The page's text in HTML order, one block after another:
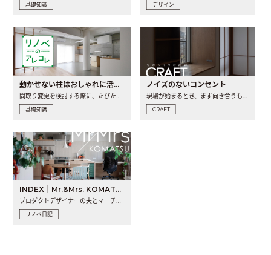
基礎知識 デザイン
動かせない柱はおしゃれに活用！柱を魅せるリノベーション(リノベ)4選
基礎知識
ノイズのないコンセント
CRAFT
INDEX｜Mr.&Mrs. KOMATSU renovation diary
リノベ日記